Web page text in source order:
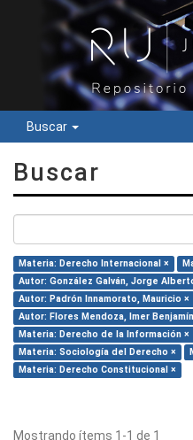
Buscar
Buscar
Materia: Derecho Internacional ×
Autor: González Galván, Jorge
Autor: Padrón Innamorato, Mauricio ×
Autor: Flores Mendoza, Imer
Materia: Derecho de la Información ×
Materia: Sociología del Derecho ×
Materia: Derecho Constitucional ×
Mostrando ítems 1-1 de 1